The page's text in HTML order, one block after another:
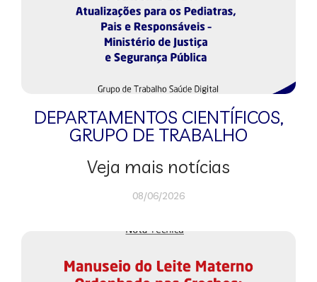
DEPARTAMENTOS CIENTÍFICOS,
GRUPO DE TRABALHO
Veja mais notícias
08/06/2026